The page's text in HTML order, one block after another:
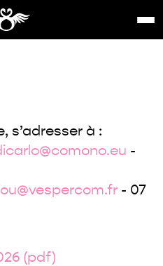
s’adresser à :
-
lou@vespercom.fr - 07
(pdf)